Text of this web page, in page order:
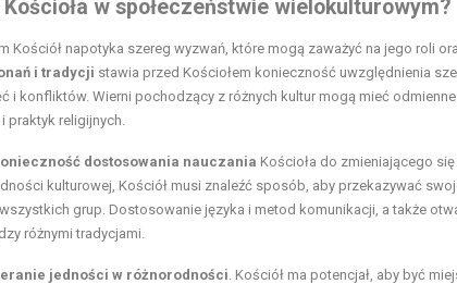
w społeczeństwie wielokulturowym?
Kościół napotyka szereg wyzwań, które mogą zaważyć na jego roli
i tradycji stawia przed Kościołem konieczność uwzględnienia
i konfliktów. Wierni pochodzący z różnych kultur mogą mieć
praktyk religijnych.
dostosowania nauczania Kościoła do zmieniającego
kulturowej, Kościół musi znaleźć sposób, aby przekazywać
grup. Dostosowanie języka i metod komunikacji, a także
różnymi tradycjami.
jedności w różnorodności . Kościół ma potencjał, aby być